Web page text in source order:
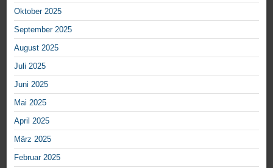
Oktober 2025
September 2025
August 2025
Juli 2025
Juni 2025
Mai 2025
April 2025
März 2025
Februar 2025